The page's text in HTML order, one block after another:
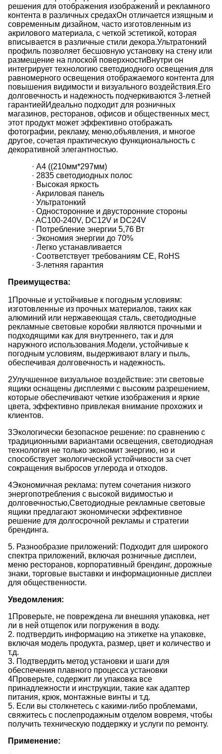
решения для отображения изображений и рекламного
контента в различных средахОн отличается изящным и
современным дизайном, часто изготовленным из
акрилового материала, с четкой эстетикой, которая
вписывается в различные стили декора.Ультратонкий
профиль позволяет бесшовную установку на стену или
размещение на плоской поверхностиВнутри он
интегрирует технологию светодиодного освещения для
равномерного освещения отображаемого контента для
повышения видимости и визуального воздействия.Его
долговечность и надежность подчеркиваются 3-летней
гарантиейИдеально подходит для розничных
магазинов, ресторанов, офисов и общественных мест,
этот продукт может эффективно отображать
фотографии, рекламу, меню,объявления, и многое
другое, сочетая практическую функциональность с
декоративной элегантностью.
· А4 ((210мм*297мм)
· 2835 светодиодных полос
· Высокая яркость
· Акриловая панель
· Ультратонкий
· Односторонние и двусторонние стороны
· AC100-240V, DC12V и DC24V
· Потребление энергии 5,76 Вт
· Экономия энергии до 70%
· Легко устанавливается
· Соответствует требованиям CE, RoHS
· 3-летняя гарантия
Преимущества:
1Прочные и устойчивые к погодным условиям:
изготовленные из прочных материалов, таких как
алюминий или нержавеющая сталь, светодиодные
рекламные световые коробки являются прочными и
подходящими как для внутреннего, так и для
наружного использования.Модели, устойчивые к
погодным условиям, выдерживают влагу и пыль,
обеспечивая долговечность и надежность.
2Улучшенное визуальное воздействие: эти световые
ящики оснащены дисплеями с высоким разрешением,
которые обеспечивают четкие изображения и яркие
цвета, эффективно привлекая внимание прохожих и
клиентов.
3Экологически безопасное решение: по сравнению с
традиционными вариантами освещения, светодиодная
технология не только экономит энергию, но и
способствует экологической устойчивости за счет
сокращения выбросов углерода и отходов.
4Экономичная реклама: путем сочетания низкого
энергопотребления с высокой видимостью и
долговечностью,Светодиодные рекламные световые
ящики предлагают экономически эффективное
решение для долгосрочной рекламы и стратегии
брендинга.
5. Разнообразие приложений: Подходит для широкого
спектра приложений, включая розничные дисплеи,
меню ресторанов, корпоративный брендинг, дорожные
знаки, торговые выставки и информационные дисплеи
для общественности.
Уведомления:
1Проверьте, не повреждена ли внешняя упаковка, нет
ли в ней отщепок или погружения в воду.
2. подтвердить информацию на этикетке на упаковке,
включая модель продукта, размер, цвет и количество и
т.д.
3. Подтвердить метод установки и шаги для
обеспечения плавного процесса установки
4Проверьте, содержит ли упаковка все
принадлежности и инструкции, такие как адаптер
питания, крюк, монтажные винты и т.д.
5. Если вы столкнетесь с какими-либо проблемами,
свяжитесь с послепродажным отделом вовремя, чтобы
получить техническую поддержку и услуги по ремонту.
Применение: